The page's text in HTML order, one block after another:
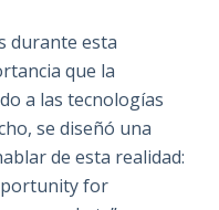
durante esta
que la
a las tecnologías
se diseñó una
de esta realidad:
for